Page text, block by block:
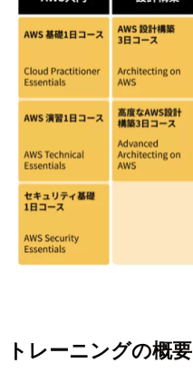
トレーニングの概要